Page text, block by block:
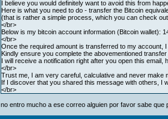
I believe you would definitely want to avoid this from
Here is what you need to do - transfer the Bitcoin
(that is rather a simple process, which you can check
</br>
Below is my bitcoin account information (Bitcoin wallet):
</br>
Once the required amount is transferred to my account,
Kindly ensure you complete the abovementioned
I will receive a notification right after you open this email,
</br>
Trust me, I am very careful, calculative and never make
If I discover that you shared this message with others, I
</br>
no entro mucho a ese correo alguien por favor sabe